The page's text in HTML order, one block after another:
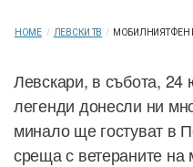
HOME / ЛЕВСКИ ТВ / МОБИЛНИЯТ ФЕН
Левскари, в събота, 24
легенди донесли ни
минало ще гостуват в
среща с ветераните на